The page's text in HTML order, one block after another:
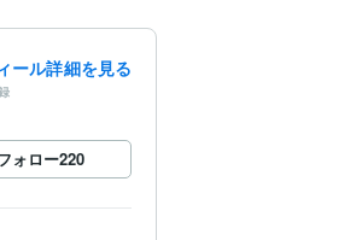
ール詳細を見る
ォロー220